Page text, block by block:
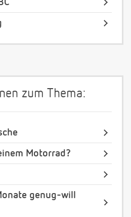
zum Thema:
Motorrad?
genug-will